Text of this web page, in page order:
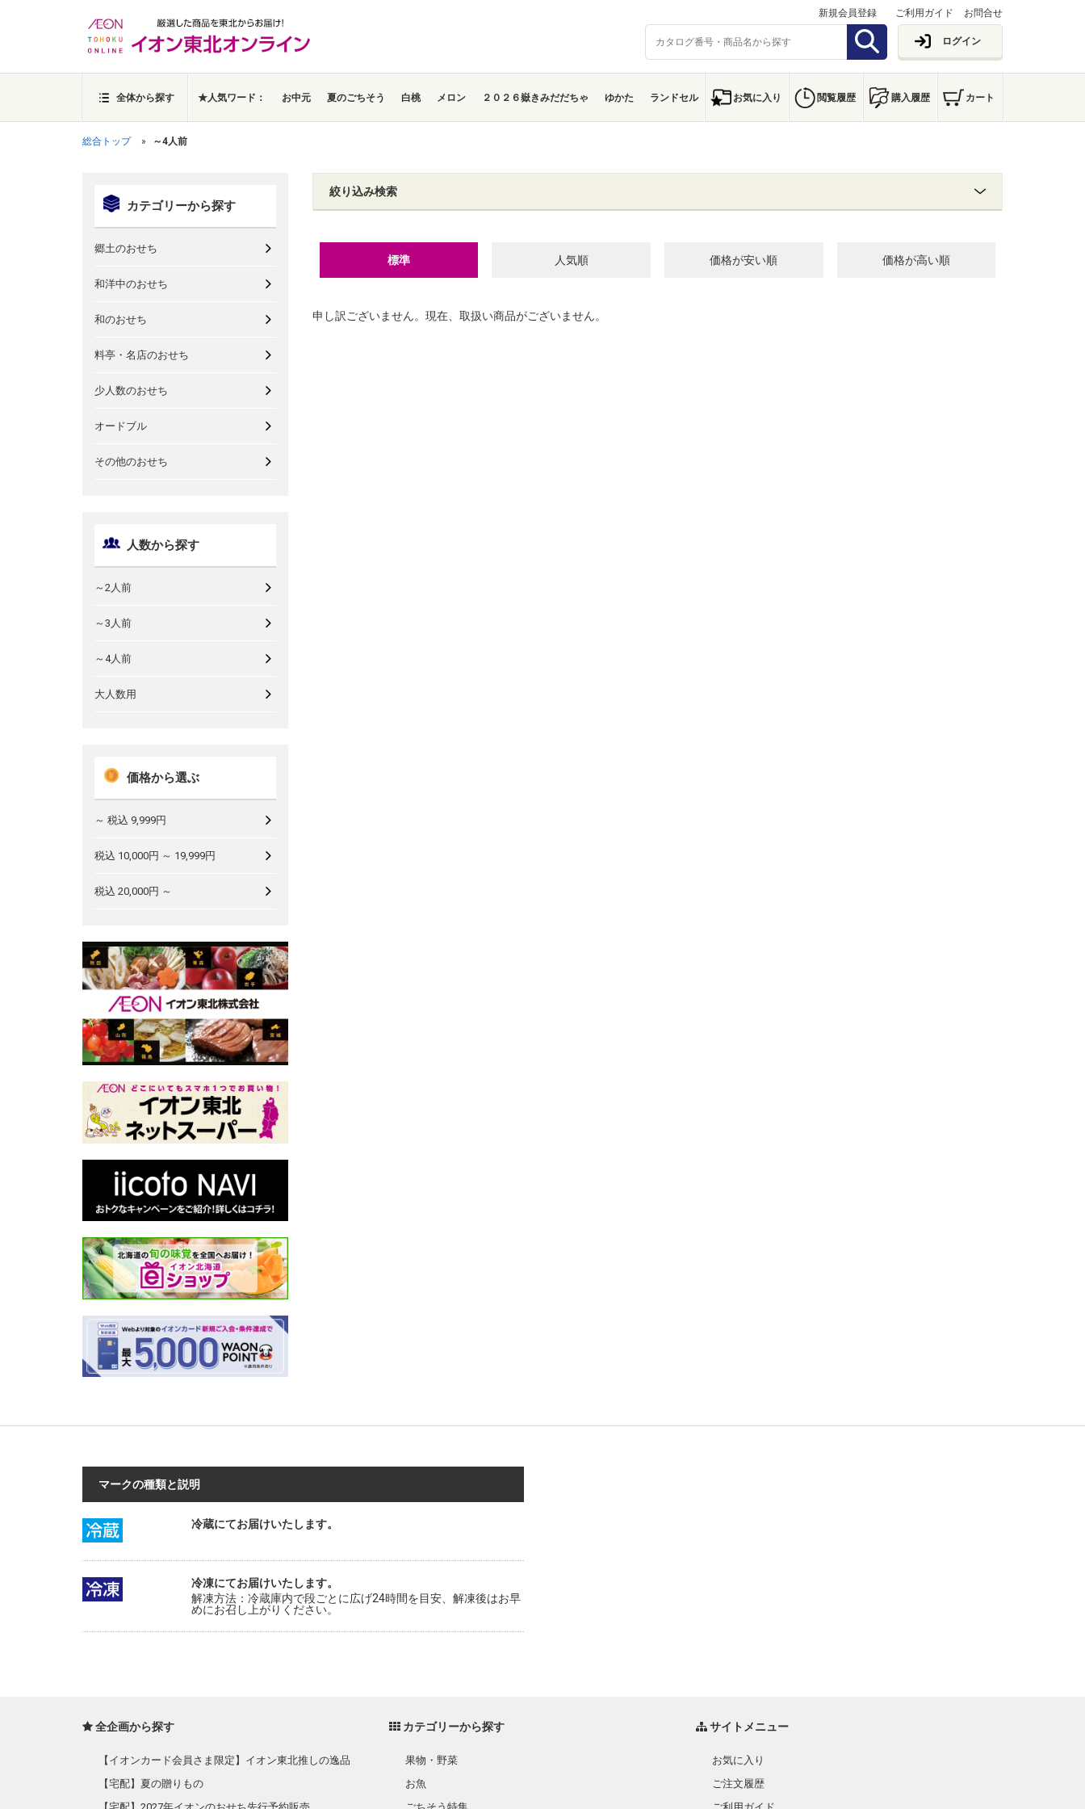
新規会員登録 ご利用ガイド お問合せ
ログイン
全体から探す ★人気ワード： お中元 夏のごちそう 白桃 メロン ２０２６嶽きみだだちゃ ゆかた ランドセル お気に入り 閲覧履歴 購入履歴 カート
総合トップ ～4人前
カテゴリーから探す
郷土のおせち
和洋中のおせち
和のおせち
料亭・名店のおせち
少人数のおせち
オードブル
その他のおせち
人数から探す
～2人前
～3人前
～4人前
大人数用
価格から選ぶ
～ 税込 9,999円
税込 10,000円 ～ 19,999円
税込 20,000円 ～
絞り込み検索
標準 人気順 価格が安い順 価格が高い順
申し訳ございません。現在、取扱い商品がございません。
マークの種類と説明
冷蔵にてお届けいたします。
冷凍にてお届けいたします。
解凍方法：冷蔵庫内で段ごとに広げ24時間を目安、解凍後はお早
めにお召し上がりください。
全企画から探す
【イオンカード会員さま限定】イオン東北推しの逸品
【宅配】夏の贈りもの
カテゴリーから探す
果物・野菜
お魚
サイトメニュー
お気に入り
ご注文履歴